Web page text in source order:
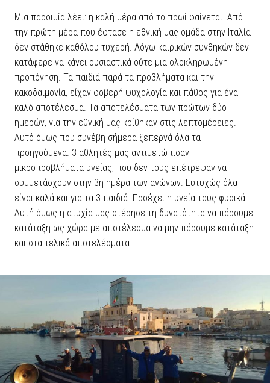
Μια παροιμία λέει: η καλή μέρα από το πρωί φαίνεται. Από
την πρώτη μέρα που έφτασε η εθνική μας ομάδα στην Ιταλία
δεν στάθηκε καθόλου τυχερή. Λόγω καιρικών συνθηκών δεν
κατάφερε να κάνει ουσιαστικά ούτε μια ολοκληρωμένη
προπόνηση. Τα παιδιά παρά τα προβλήματα και την
κακοδαιμονία, είχαν φοβερή ψυχολογία και πάθος για ένα
καλό αποτέλεσμα. Τα αποτελέσματα των πρώτων δύο
ημερών, για την εθνική μας κρίθηκαν στις λεπτομέρειες.
Αυτό όμως που συνέβη σήμερα ξεπερνά όλα τα
προηγούμενα. 3 αθλητές μας αντιμετώπισαν
μικροπροβλήματα υγείας, που δεν τους επέτρεψαν να
συμμετάσχουν στην 3η ημέρα των αγώνων. Ευτυχώς όλα
είναι καλά και για τα 3 παιδιά. Προέχει η υγεία τους φυσικά.
Αυτή όμως η ατυχία μας στέρησε τη δυνατότητα να πάρουμε
κατάταξη ως χώρα με αποτέλεσμα να μην πάρουμε κατάταξη
και στα τελικά αποτελέσματα.